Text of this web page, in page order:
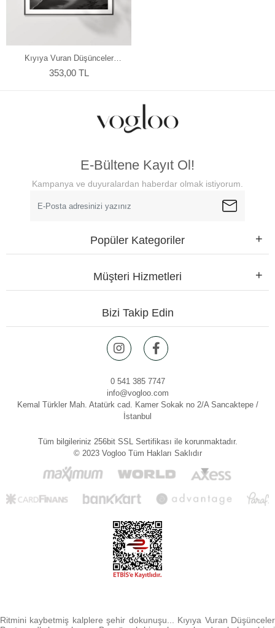
Kıyıya Vuran Düşünceler
Poster
353,00 TL
E-Bültene Kayıt Ol!
Kampanya ve duyuralardan haberdar olmak istiyorum.
Popüler Kategoriler
Müşteri Hizmetleri
Bizi Takip Edin
0 541 385 7747
info@vogloo.com
Kemal Türkler Mah. Atatürk cad. Kamer Sokak no 2/A Sancaktepe /
İstanbul
Tüm bilgileriniz 256bit SSL Sertifikası ile korunmaktadır.
© 2023 Vogloo Tüm Hakları Saklıdır
Ritmini kaybetmiş kalplere şehir dokunuşu... Kıyıya Vuran Düşünceler